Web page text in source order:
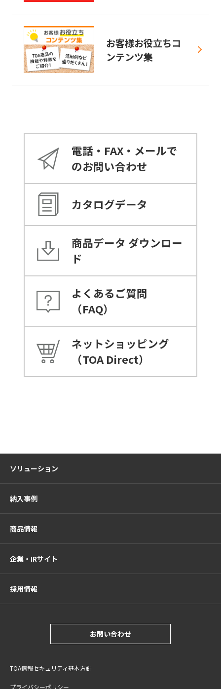
お客様お役立ちコ
ンテンツ集
電話・FAX・メールで
のお問い合わせ
カタログデータ
商品データ ダウンロー
ド
よくあるご質問
（FAQ）
ネットショッピング
（TOA Direct）
ソリューション
納入事例
商品情報
企業・IRサイト
採用情報
お問い合わせ
TOA情報セキュリティ基本方針
プライバシーポリシー